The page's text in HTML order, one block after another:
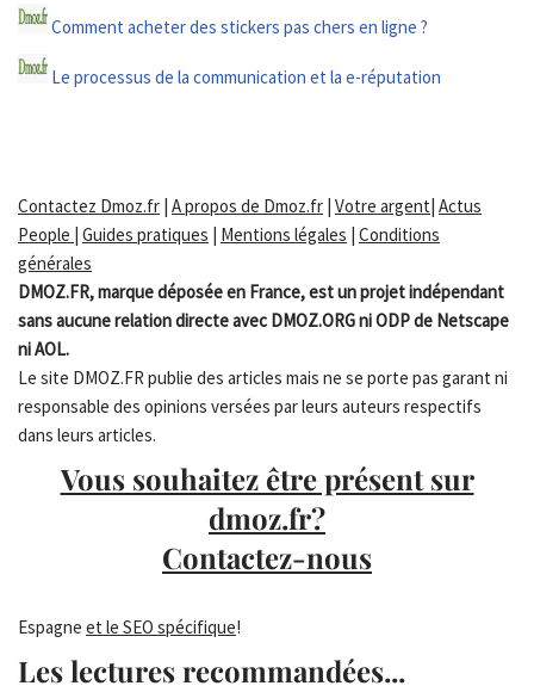
Comment acheter des stickers pas chers en ligne ?
Le processus de la communication et la e-réputation
Contactez Dmoz.fr | A propos de Dmoz.fr | Votre argent| Actus
People | Guides pratiques | Mentions légales | Conditions
générales
DMOZ.FR, marque déposée en France, est un projet indépendant
sans aucune relation directe avec DMOZ.ORG ni ODP de Netscape
ni AOL.
Le site DMOZ.FR publie des articles mais ne se porte pas garant ni
responsable des opinions versées par leurs auteurs respectifs
dans leurs articles.
Vous souhaitez être présent sur
dmoz.fr?
Contactez-nous
Espagne et le SEO spécifique!
Les lectures recommandées...